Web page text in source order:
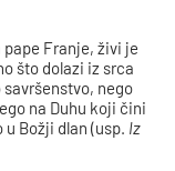
Franje, živi je
što dolazi iz srca
nego
na Duhu koji čini
Božji dlan (usp. Iz